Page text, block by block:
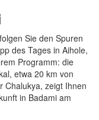
Sie den Spuren
des Tages in Aihole,
Programm: die
etwa 20 km von
Chalukya, zeigt Ihnen
in Badami am